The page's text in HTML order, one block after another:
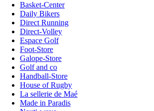
Basket-Center
Daily Bikers
Direct Running
Direct-Volley
Espace Golf
Foot-Store
Galope-Store
Golf and co
Handball-Store
House of Rugby
La sellerie de Maé
Made in Paradis